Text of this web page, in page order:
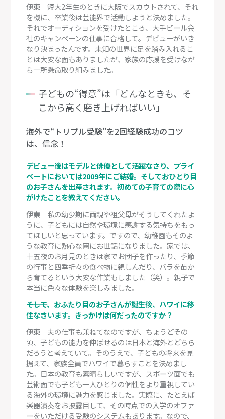
伊東 短大2年生のときに大阪でスカウトされて、それ
を機に、卒業後は芸能界で活動しようと決めました。
それでオーディションを受けたところ、大手ビール会
社のキャンペーンの仕事に合格して。デビューがいき
なり決まったんです。未知の世界に足を踏み入れるこ
とは大変な面もありましたが、家族の応援を受けなが
ら一所懸命取り組みました。
子どもの“得意”は「どんなときも、そ
こから高く磨き上げればいい」
海外で“トリプル受験”を2回経験成功のコツ
は、信念！
―――デビュー後はモデルと俳優として活躍なさり、プライ
ベートにおいては2009年にご結婚。そしておひとり目
のお子さんを出産されます。初めての子育ての際に心
がけたことを教えてください。
伊東 私の幼少期に両親や祖父母がそうしてくれたよ
うに、子どもには自然や環境に感謝する気持ちをもっ
てほしいと思っています。ですので、幼稚園もそのよ
うな教育に熱心な園にお世話になりました。家では、
十五夜のお月見のときは家でお団子を作ったり、季節
の行事と四季折々の食べ物に親しんだり、バラを苗か
ら育てるという大変な作業もしました（笑）。親子で
本当に色々な体験を楽しみました。
―――そして、おふたり目のお子さんが誕生後、ハワイに移
住なさいます。きっかけは何だったのですか？
伊東 夫の仕事も兼ねてなのですが、ちょうどその
頃、子どもの能力を伸ばせるのは日本と海外とどちら
だろうと考えていて。そのうえで、子どもの将来を見
据えて、家族全員でハワイで暮らすことを決めまし
た。日本の教育も素晴らしいですが、スポーツ面でも
芸術面でも子ども一人ひとりの個性をより重視してい
る海外の環境に魅力を感じました。実際に、たとえば
楽器演奏をお披露目して、その時点での入学のオファ
ーをいただける受験のシステムもあります。なので、